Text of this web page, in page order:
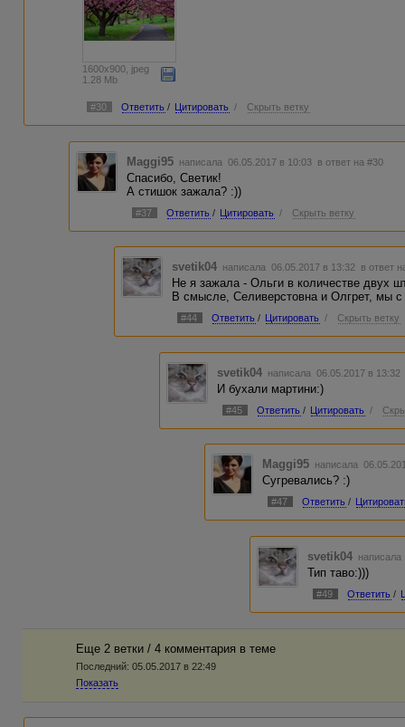
1600x900, jpeg
1.28 Mb
#30 Ответить / Цитировать / Скрыть ветку
Maggi95 написала 06.05.2017 в 10:03 в ответ на #30
Спасибо, Светик!
А стишок зажала? :))
#37 Ответить / Цитировать / Скрыть ветку
svetik04 написала 06.05.2017 в 13:32 в ответ
Не я зажала - Ольги в количестве двух
В смысле, Селиверстовна и Олгрет, мы
#44 Ответить / Цитировать / Скрыть ветку
svetik04 написала 06.05.2017 в
И бухали мартини:)
#45 Ответить / Цитировать /
Maggi95 написала
Сугревались? :)
#47 Ответить /
svetik04
Тип таво:)))
#49 Ответить /
Еще 2 ветки / 4 комментария в темe
Последний: 05.05.2017 в 22:49
Показать